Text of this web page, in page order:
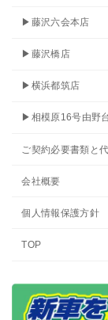
▶藤沢六会本店
▶藤沢橋店
▶横浜都筑店
▶相模原16号由野
ご契約必要書類と
会社概要
個人情報保護方針
TOP